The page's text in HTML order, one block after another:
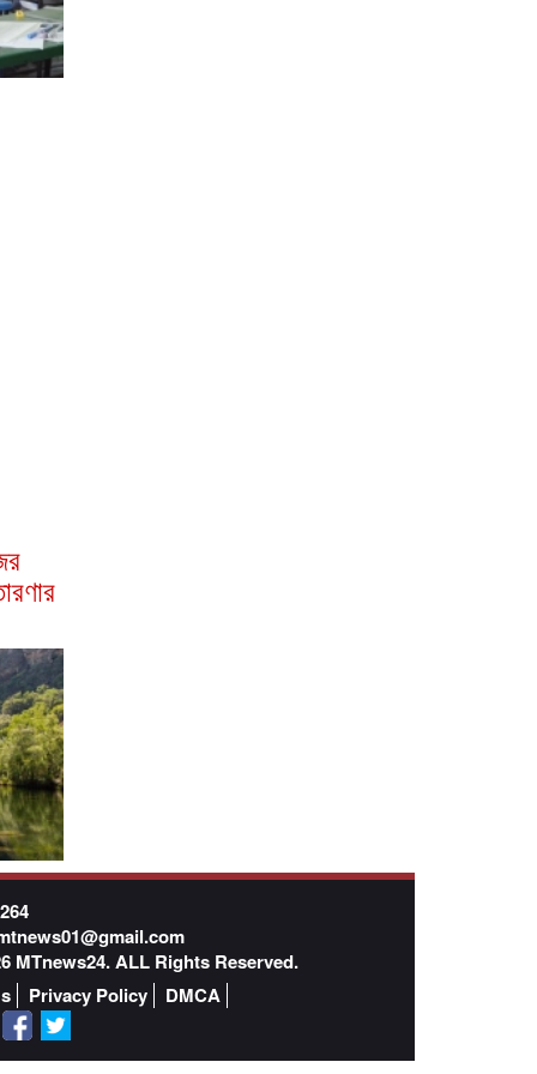
MTnews24. ALL Rights Reserved.
Privacy Policy DMCA